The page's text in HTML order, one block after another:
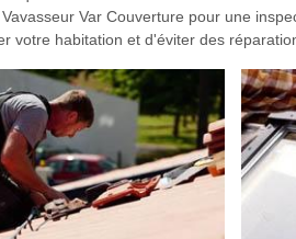
Var Couverture pour une
votre habitation et d'éviter des